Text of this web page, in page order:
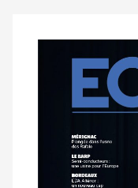
dernier
magazine